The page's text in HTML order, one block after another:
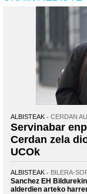
ALBISTEAK CERDAN
Servinabar
Cerdan zela
UCOk
ALBISTEAK BILERA-
Sanchez EH
alderdien arteko